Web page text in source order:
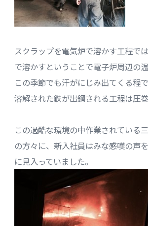
スクラップを電気炉で溶かす工程で
で溶かすということで電子炉周辺の
この季節でも汗がにじみ出てくる程
溶解された鉄が出鋼される工程は圧
この過酷な環境の中作業されている
の方々に、新入社員はみな感嘆の声
に見入っていました。